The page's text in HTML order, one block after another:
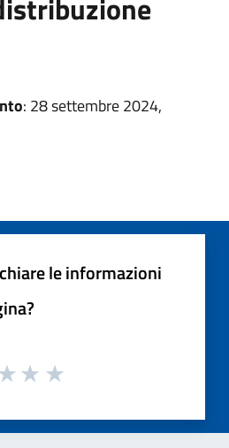
: 28 settembre 2024,
le informazioni